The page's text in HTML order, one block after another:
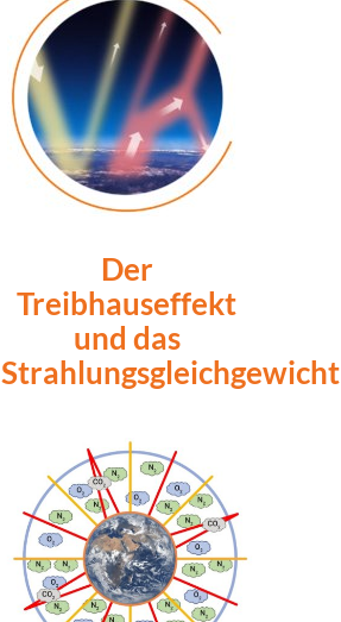
Der
Treibhauseffekt
und das
Strahlungsgleichgewicht